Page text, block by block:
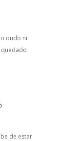
dudo ni
quedado
de estar